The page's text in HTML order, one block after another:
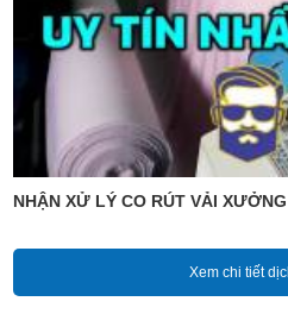
NHẬN XỬ LÝ CO RÚT VẢI
Xem chi tiết